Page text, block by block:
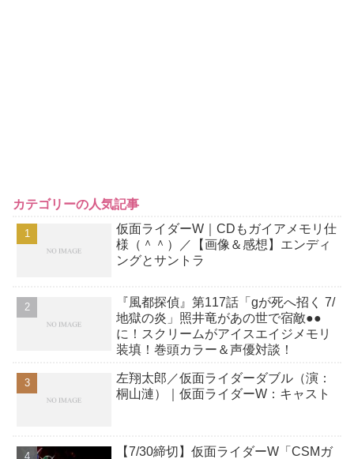
カテゴリーの人気記事
仮面ライダーW｜CDもガイアメモリ仕
様（＾＾）／【画像＆感想】エンディ
ングとサントラ
『風都探偵』第117話「gが死へ招く 7/
地獄の炎」照井竜があの世で宿敵●●
に！スクリームがアイスエイジメモリ
装填！巻頭カラー＆声優対談！
左翔太郎／仮面ライダーダブル（演：
桐山漣）｜仮面ライダーW：キャスト
【7/30締切】仮面ライダーW「CSMガ